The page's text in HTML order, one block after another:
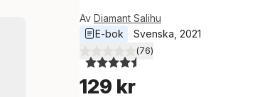
Av Diamant Salihu
E-bok
Svenska 2021
4,5utav 5 stjärnor. Totalt antal röster:
(76)
129 kr